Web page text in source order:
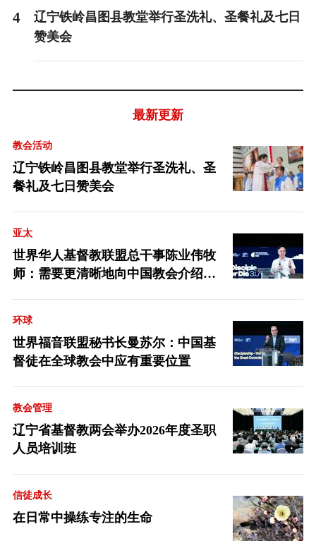
4
辽宁铁岭昌图县教堂举行圣洗礼、圣餐礼及七日
赞美会
最新更新
教会活动
辽宁铁岭昌图县教堂举行圣洗礼、圣
餐礼及七日赞美会
亚太
世界华人基督教联盟总干事陈业伟牧
师：需要更清晰地向中国教会介绍福
环球
世界福音联盟秘书长曼苏尔：中国基
督徒在全球教会中应有重要位置
教会管理
辽宁省基督教两会举办2026年度圣职
人员培训班
信徒成长
在日常中操练专注的生命